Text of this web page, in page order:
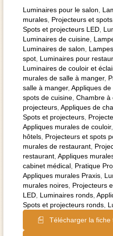
Luminaires pour le salon
murales Projecteurs et spots
Spots et projecteurs LED
Luminaires de cuisine
Luminaires de salon
spot Luminaires pour
Luminaires de couloir et
murales de salle à manger,
salle à manger, Appliques de
spots de cuisine Chambre à
projecteurs Appliques de
Spots et projecteurs
Appliques murales de couloir,
hôtels Projecteurs et spots
murales de restaurant
restaurant Appliques
cabinet médical Pratique
Appliques murales Praxis
murales noires Projecteurs
LED Luminaires ronds
Spots et projecteurs ronds
Télécharger la fiche